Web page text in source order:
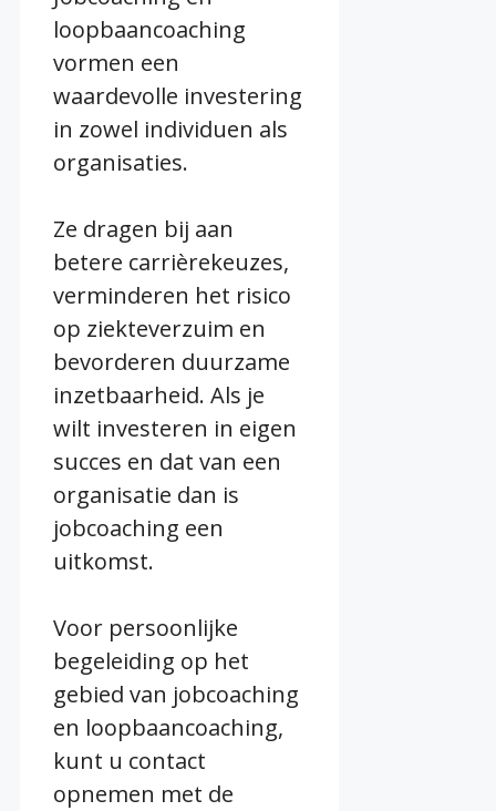
loopbaancoaching
vormen een
waardevolle investering
in zowel individuen als
organisaties.
Ze dragen bij aan
betere carrièrekeuzes,
verminderen het risico
op ziekteverzuim en
bevorderen duurzame
inzetbaarheid. Als je
wilt investeren in eigen
succes en dat van een
organisatie dan is
jobcoaching een
uitkomst.
Voor persoonlijke
begeleiding op het
gebied van jobcoaching
en loopbaancoaching,
kunt u contact
opnemen met de